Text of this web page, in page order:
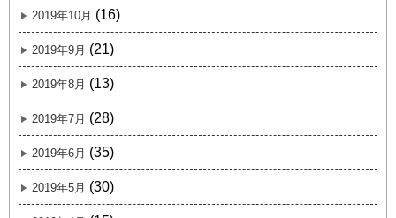
2019年10月 (16)
2019年9月 (21)
2019年8月 (13)
2019年7月 (28)
2019年6月 (35)
2019年5月 (30)